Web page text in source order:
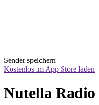
Sender speichern
Kostenlos im App Store laden
Nutella Radio